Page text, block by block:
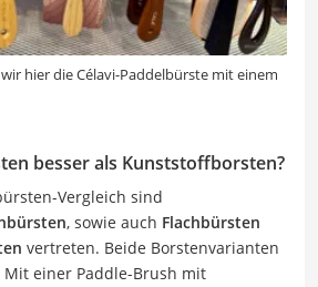
hier die Célavi-Paddelbürste mit einem
besser als Kunststoffborsten?
Vergleich sind
, sowie auch Flachbürsten
vertreten. Beide Borstenvarianten
einer Paddle-Brush mit